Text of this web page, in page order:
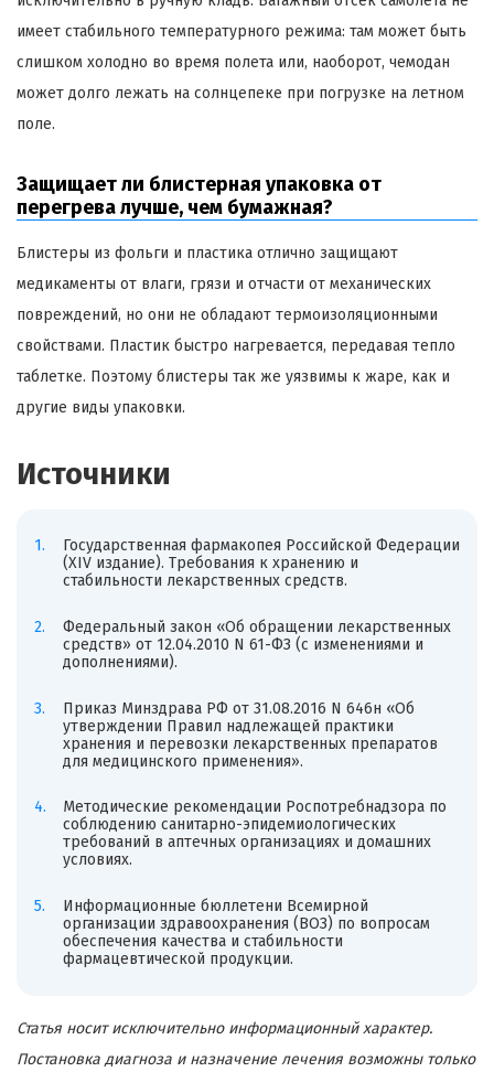
имеет стабильного температурного режима: там может быть
слишком холодно во время полета или, наоборот, чемодан
может долго лежать на солнцепеке при погрузке на летном
поле.
Защищает ли блистерная упаковка от
перегрева лучше, чем бумажная?
Блистеры из фольги и пластика отлично защищают
медикаменты от влаги, грязи и отчасти от механических
повреждений, но они не обладают термоизоляционными
свойствами. Пластик быстро нагревается, передавая тепло
таблетке. Поэтому блистеры так же уязвимы к жаре, как и
другие виды упаковки.
Источники
Государственная фармакопея Российской Федерации
(XIV издание). Требования к хранению и
стабильности лекарственных средств.
Федеральный закон «Об обращении лекарственных
средств» от 12.04.2010 N 61-ФЗ (с изменениями и
дополнениями).
Приказ Минздрава РФ от 31.08.2016 N 646н «Об
утверждении Правил надлежащей практики
хранения и перевозки лекарственных препаратов
для медицинского применения».
Методические рекомендации Роспотребнадзора по
соблюдению санитарно-эпидемиологических
требований в аптечных организациях и домашних
условиях.
Информационные бюллетени Всемирной
организации здравоохранения (ВОЗ) по вопросам
обеспечения качества и стабильности
фармацевтической продукции.
Статья носит исключительно информационный характер.
Постановка диагноза и назначение лечения возможны только